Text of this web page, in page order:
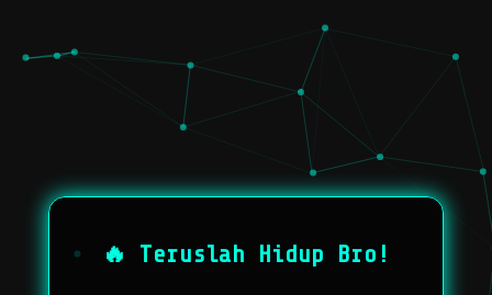
🔥 Teruslah Hidup Bro!